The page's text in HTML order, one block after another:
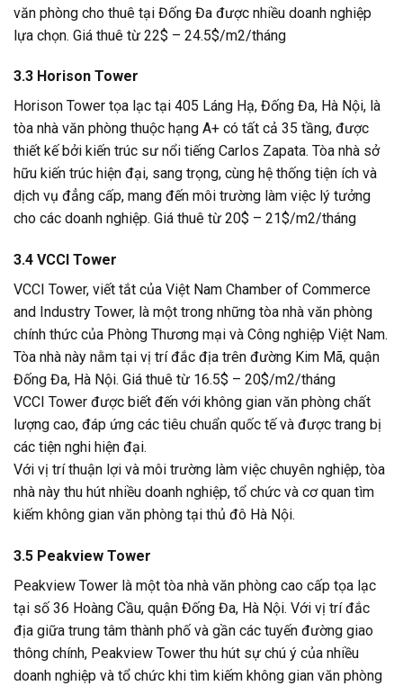
văn phòng cho thuê tại Đống Đa được nhiều doanh nghiệp
lựa chọn. Giá thuê từ 22$ – 24.5$/m2/tháng
3.3 Horison Tower
Horison Tower tọa lạc tại 405 Láng Hạ, Đống Đa, Hà Nội, là
tòa nhà văn phòng thuộc hạng A+ có tất cả 35 tầng, được
thiết kế bởi kiến trúc sư nổi tiếng Carlos Zapata. Tòa nhà sở
hữu kiến trúc hiện đại, sang trọng, cùng hệ thống tiện ích và
dịch vụ đẳng cấp, mang đến môi trường làm việc lý tưởng
cho các doanh nghiệp. Giá thuê từ 20$ – 21$/m2/tháng
3.4 VCCI Tower
VCCI Tower, viết tắt của Việt Nam Chamber of Commerce
and Industry Tower, là một trong những tòa nhà văn phòng
chính thức của Phòng Thương mại và Công nghiệp Việt Nam.
Tòa nhà này nằm tại vị trí đắc địa trên đường Kim Mã, quận
Đống Đa, Hà Nội. Giá thuê từ 16.5$ – 20$/m2/tháng
VCCI Tower được biết đến với không gian văn phòng chất
lượng cao, đáp ứng các tiêu chuẩn quốc tế và được trang bị
các tiện nghi hiện đại.
Với vị trí thuận lợi và môi trường làm việc chuyên nghiệp, tòa
nhà này thu hút nhiều doanh nghiệp, tổ chức và cơ quan tìm
kiếm không gian văn phòng tại thủ đô Hà Nội.
3.5 Peakview Tower
Peakview Tower là một tòa nhà văn phòng cao cấp tọa lạc
tại số 36 Hoàng Cầu, quận Đống Đa, Hà Nội. Với vị trí đắc
địa giữa trung tâm thành phố và gần các tuyến đường giao
thông chính, Peakview Tower thu hút sự chú ý của nhiều
doanh nghiệp và tổ chức khi tìm kiếm không gian văn phòng